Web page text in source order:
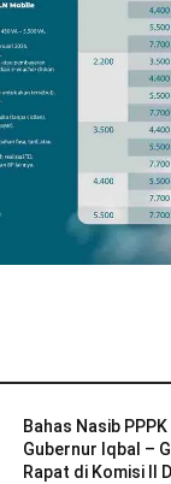
Bahas Nasib
Gubernur Iqbal –
Rapat di Komisi II